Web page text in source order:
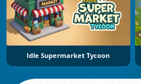
Idle Supermarket Tycoon